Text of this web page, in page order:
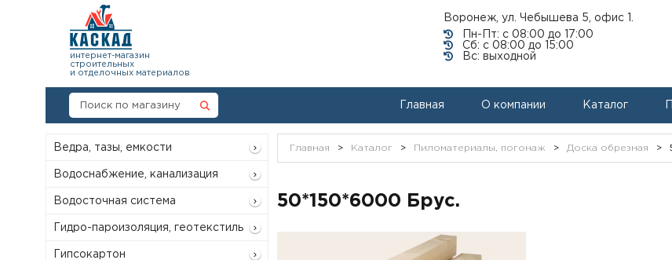
интернет-магазин
строительных
и отделочных материалов
Воронеж, ул. Чебышева 5, офис 1.
Пн-Пт: с 08:00 до 17:00
Сб: с 08:00 до 15:00
Вс: выходной
Главная О компании Каталог
Ведра, тазы, емкости
Водоснабжение, канализация
Водосточная система
Гидро-пароизоляция, геотекстиль
Гипсокартон
Главная > Каталог > Пиломатериалы, погонаж > Доска обрезная >
50*150*6000 Брус.